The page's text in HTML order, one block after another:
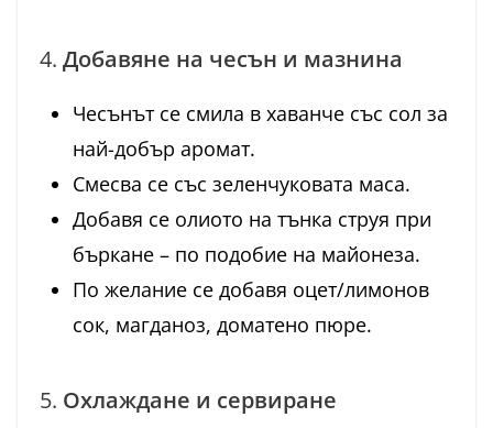
4. Добавяне на чесън и мазнина
Чесънът се смила в хаванче със сол за
най-добър аромат.
Смесва се със зеленчуковата маса.
Добавя се олиото на тънка струя при
бъркане – по подобие на майонеза.
По желание се добавя оцет/лимонов
сок, магданоз, доматено пюре.
5. Охлаждане и сервиране